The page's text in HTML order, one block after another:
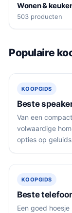
Wonen &
503 producten
Populaire
KOOPGIDS
Beste
Van een
volwaardige
opties op
KOOPGIDS
Beste
Een goed